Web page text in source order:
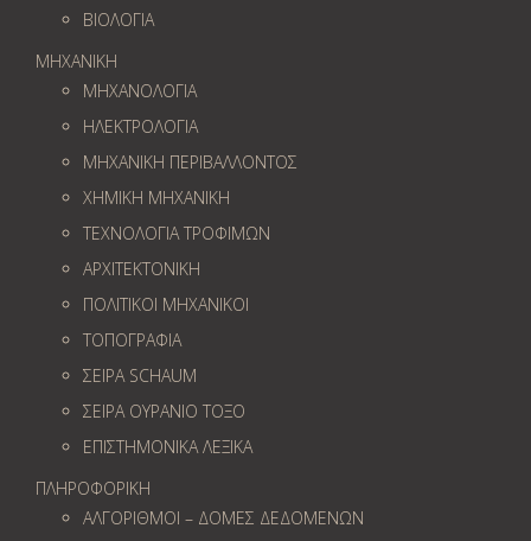
ΒΙΟΛΟΓΙΑ
ΜΗΧΑΝΙΚΗ
ΜΗΧΑΝΟΛΟΓΙΑ
ΗΛΕΚΤΡΟΛΟΓΙΑ
ΜΗΧΑΝΙΚΗ ΠΕΡΙΒΑΛΛΟΝΤΟΣ
ΧΗΜΙΚΗ ΜΗΧΑΝΙΚΗ
ΤΕΧΝΟΛΟΓΙΑ ΤΡΟΦΙΜΩΝ
ΑΡΧΙΤΕΚΤΟΝΙΚΗ
ΠΟΛΙΤΙΚΟΙ ΜΗΧΑΝΙΚΟΙ
ΤΟΠΟΓΡΑΦΙΑ
ΣΕΙΡΑ SCHAUM
ΣΕΙΡΑ ΟΥΡΑΝΙΟ ΤΟΞΟ
ΕΠΙΣΤΗΜΟΝΙΚΑ ΛΕΞΙΚΑ
ΠΛΗΡΟΦΟΡΙΚΗ
ΑΛΓΟΡΙΘΜΟΙ – ΔΟΜΕΣ ΔΕΔΟΜΕΝΩΝ